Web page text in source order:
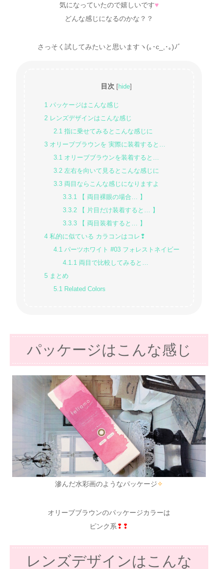
気になっていたので嬉しいです♥
どんな感じになるのかな？？
さっそく試してみたいと思いますヽ(｡･c_,･｡)ﾉﾞ
目次 [hide]
1 パッケージはこんな感じ
2 レンズデザインはこんな感じ
2.1指に乗せてみるとこんな感じに
3 オリーブブラウンを 実際に装着すると…
3.1オリーブブラウンを装着すると…
3.2左右を向いて見るとこんな感じに
3.3両目ならこんな感じになりますよ
3.3.1【 両目裸眼の場合… 】
3.3.2【 片目だけ装着すると… 】
3.3.3【 両目装着すると… 】
4 私的に似ている カラコンはコレ❢
4.1パーツホワイト #03 フォレストネイビー
4.1.1両目で比較してみると…
5 まとめ
5.1Related Colors
パッケージはこんな感じ
滲んだ水彩画のようなパッケージ✧
オリーブブラウンのパッケージカラーは
ピンク系❢❢
レンズデザインはこんな